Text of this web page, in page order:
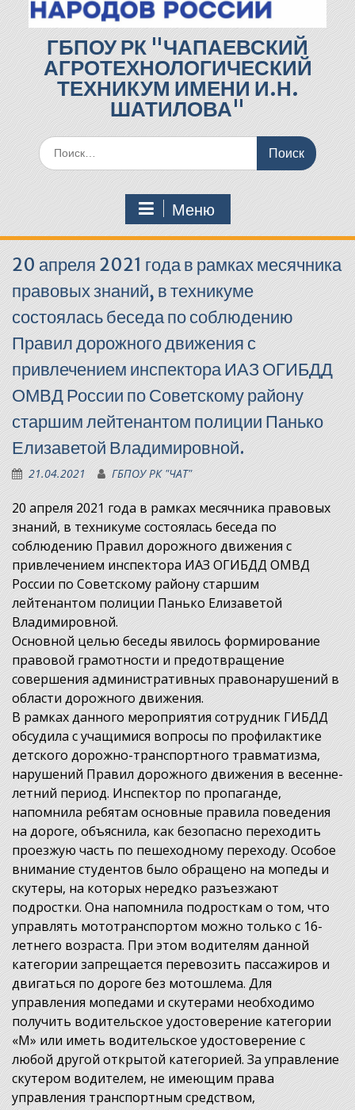
ГБПОУ РК "ЧАПАЕВСКИЙ
АГРОТЕХНОЛОГИЧЕСКИЙ
ТЕХНИКУМ ИМЕНИ И.Н.
ШАТИЛОВА"
Поиск
по:
Меню
20 апреля 2021 года в рамках месячника
правовых знаний, в техникуме
состоялась беседа по соблюдению
Правил дорожного движения с
привлечением инспектора ИАЗ ОГИБДД
ОМВД России по Советскому району
старшим лейтенантом полиции Панько
Елизаветой Владимировной.
21.04.2021 ГБПОУ РК "ЧАТ"
20 апреля 2021 года в рамках месячника правовых
знаний, в техникуме состоялась беседа по
соблюдению Правил дорожного движения с
привлечением инспектора ИАЗ ОГИБДД ОМВД
России по Советскому району старшим
лейтенантом полиции Панько Елизаветой
Владимировной.
Основной целью беседы явилось формирование
правовой грамотности и предотвращение
совершения административных правонарушений в
области дорожного движения.
В рамках данного мероприятия сотрудник ГИБДД
обсудила с учащимися вопросы по профилактике
детского дорожно-транспортного травматизма,
нарушений Правил дорожного движения в весенне-
летний период. Инспектор по пропаганде,
напомнила ребятам основные правила поведения
на дороге, объяснила, как безопасно переходить
проезжую часть по пешеходному переходу. Особое
внимание студентов было обращено на мопеды и
скутеры, на которых нередко разъезжают
подростки. Она напомнила подросткам о том, что
управлять мототранспортом можно только с 16-
летнего возраста. При этом водителям данной
категории запрещается перевозить пассажиров и
двигаться по дороге без мотошлема. Для
управления мопедами и скутерами необходимо
получить водительское удостоверение категории
«М» или иметь водительское удостоверение с
любой другой открытой категорией. За управление
скутером водителем, не имеющим права
управления транспортным средством,